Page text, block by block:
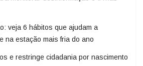
veja 6 hábitos que ajudam a
na estação mais fria do ano
e restringe cidadania por nascimento